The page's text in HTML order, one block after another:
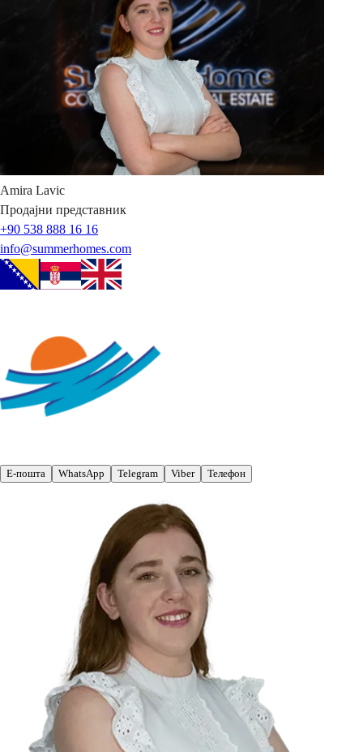
Amira Lavic
Продајни представник
+90 538 888 16 16
info@summerhomes.com
Е-пошта WhatsApp Telegram Viber Телефон